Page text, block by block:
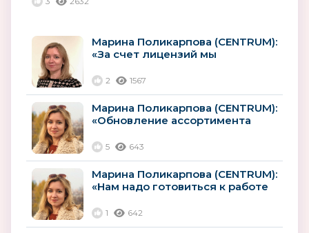
покупателей»
Марина Поликарпова (CENTRUM):
«За счет лицензий мы
оборот»
2 1567
Марина Поликарпова (CENTRUM):
«Обновление ассортимента
правило,...
5 643
Марина Поликарпова (CENTRUM):
«Нам надо готовиться к работе
1 642